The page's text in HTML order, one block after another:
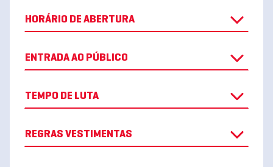
HORÁRIO DE ABERTURA
ENTRADA AO PÚBLICO
TEMPO DE LUTA
REGRAS VESTIMENTAS